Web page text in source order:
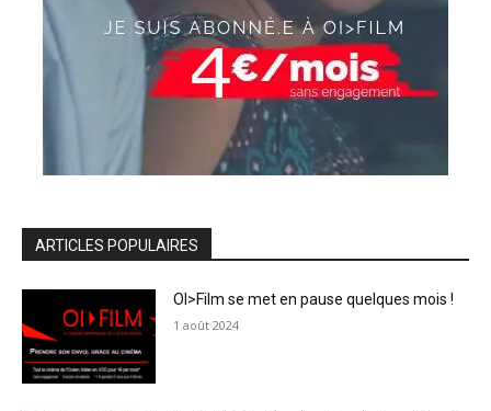
ARTICLES POPULAIRES
OI>Film se met en pause quelques mois !
1 août 2024